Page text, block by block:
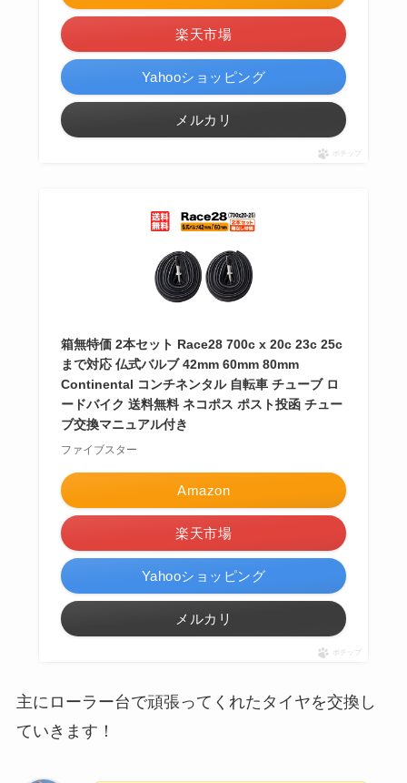
楽天市場
Yahooショッピング
メルカリ
ポチップ
箱無特価 2本セット Race28 700c x 20c 23c 25c
まで対応 仏式バルブ 42mm 60mm 80mm
Continental コンチネンタル 自転車 チューブ ロ
ードバイク 送料無料 ネコポス ポスト投函 チュー
ブ交換マニュアル付き
ファイブスター
Amazon
楽天市場
Yahooショッピング
メルカリ
ポチップ
主にローラー台で頑張ってくれたタイヤを交換し
ていきます！